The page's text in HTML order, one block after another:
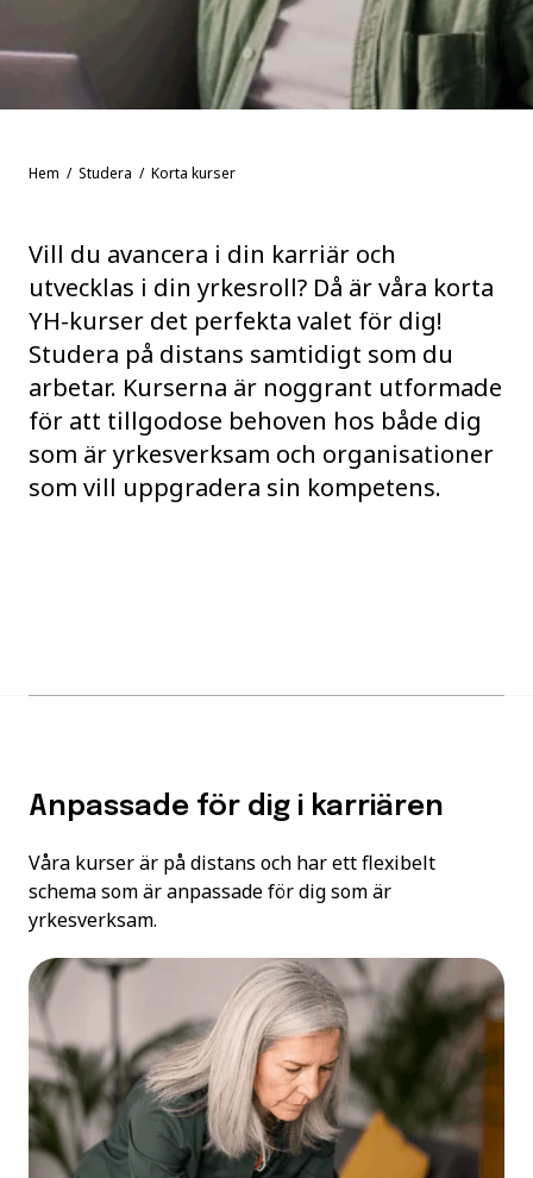
Hem / Studera / Korta kurser
Vill du avancera i din karriär och
utvecklas i din yrkesroll? Då är våra korta
YH-kurser det perfekta valet för dig!
Studera på distans samtidigt som du
arbetar. Kurserna är noggrant utformade
för att tillgodose behoven hos både dig
som är yrkesverksam och organisationer
som vill uppgradera sin kompetens.
Anpassade för dig i karriären
Våra kurser är på distans och har ett flexibelt
schema som är anpassade för dig som är
yrkesverksam.